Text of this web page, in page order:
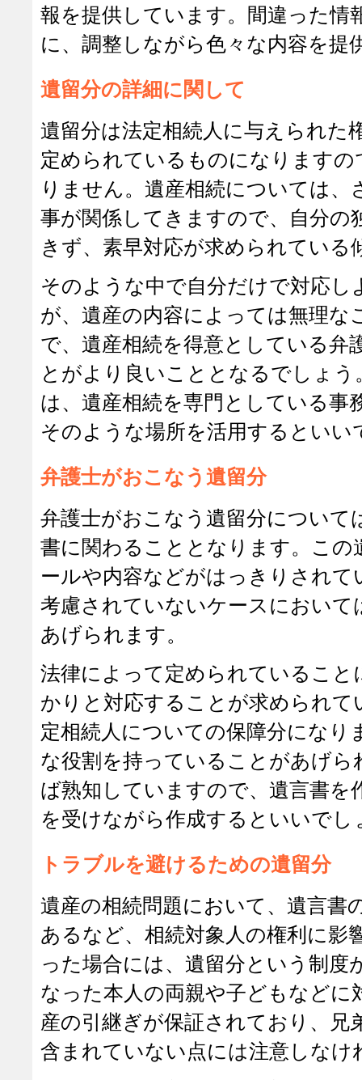
報を提供しています。間違った情
に、調整しながら色々な内容を提
遺留分の詳細に関して
遺留分は法定相続人に与えられた
定められているものになります
りません。遺産相続については、
事が関係してきますので、自分の
きず、素早対応が求められている
そのような中で自分だけで対応
が、遺産の内容によっては無理な
で、遺産相続を得意としている弁
とがより良いこととなるでしょ
は、遺産相続を専門としている事
そのような場所を活用するといい
弁護士がおこなう遺留分
弁護士がおこなう遺留分について
書に関わることとなります。この
ールや内容などがはっきりされて
考慮されていないケースにおいて
あげられます。
法律によって定められているこ
かりと対応することが求められ
定相続人についての保障分になり
な役割を持っていることがあげら
ば熟知していますので、遺言書を
を受けながら作成するといいでし
トラブルを避けるための遺留分
遺産の相続問題において、遺言書
あるなど、相続対象人の権利に影
った場合には、遺留分という制度
なった本人の両親や子どもなどに
産の引継ぎが保証されており、兄
含まれていない点には注意しなけ